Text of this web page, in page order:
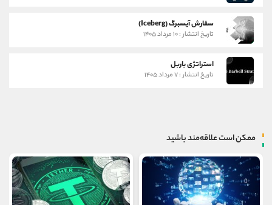
سفارش آیسبرگ (Iceberg)
تاریخ انتشار : ۱۰ مرداد ۱۴۰۵
استراتژی باربل
تاریخ انتشار : ۷ مرداد ۱۴۰۵
ممکن است علاقه‌مند باشید